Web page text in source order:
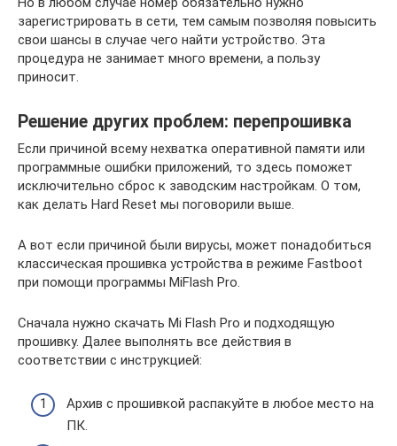
зарегистрировать в сети, тем самым позволяя повысить
свои шансы в случае чего найти устройство. Эта
процедура не занимает много времени, а пользу
приносит.
Решение других проблем: перепрошивка
Если причиной всему нехватка оперативной памяти или
программные ошибки приложений, то здесь поможет
исключительно сброс к заводским настройкам. О том,
как делать Hard Reset мы поговорили выше.
А вот если причиной были вирусы, может понадобиться
классическая прошивка устройства в режиме Fastboot
при помощи программы MiFlash Pro.
Сначала нужно скачать Mi Flash Pro и подходящую
прошивку. Далее выполнять все действия в
соответствии с инструкцией:
Архив с прошивкой распакуйте в любое место на
ПК.